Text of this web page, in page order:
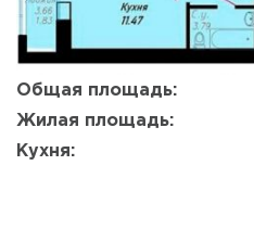
Общая площадь:
Жилая площадь:
Кухня:
Да, удалить